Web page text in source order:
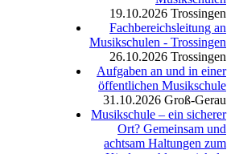
19.10.2026 Trossingen
Fachbereichsleitung an
Musikschulen - Trossingen
26.10.2026 Trossingen
Aufgaben an und in einer
öffentlichen Musikschule
31.10.2026 Groß-Gerau
Musikschule – ein sicherer
Ort? Gemeinsam und
achtsam Haltungen zum